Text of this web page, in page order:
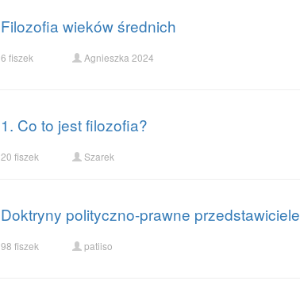
Filozofia wieków średnich
6 fiszek Agnieszka 2024
1. Co to jest filozofia?
20 fiszek Szarek
Doktryny polityczno-prawne przedstawiciele
98 fiszek patiiso